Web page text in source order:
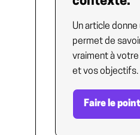
Un article
permet de
vraiment à
et vos objectifs.
Faire le point